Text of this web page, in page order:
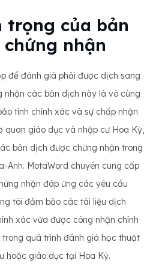
trọng của bản
nhận
để đánh giá phải được dịch sang
nhận các bản dịch này là vô cùng
tính chính xác và sự chấp nhận
quan giáo dục và nhập cư Hoa Kỳ,
bản dịch được chứng nhận trong
Anh. MotaWord chuyên cung cấp
nhận đáp ứng các yêu cầu
tôi đảm bảo các tài liệu dịch
xác vừa được công nhận chính
trong quá trình đánh giá học thuật
hoặc giáo dục tại Hoa Kỳ.